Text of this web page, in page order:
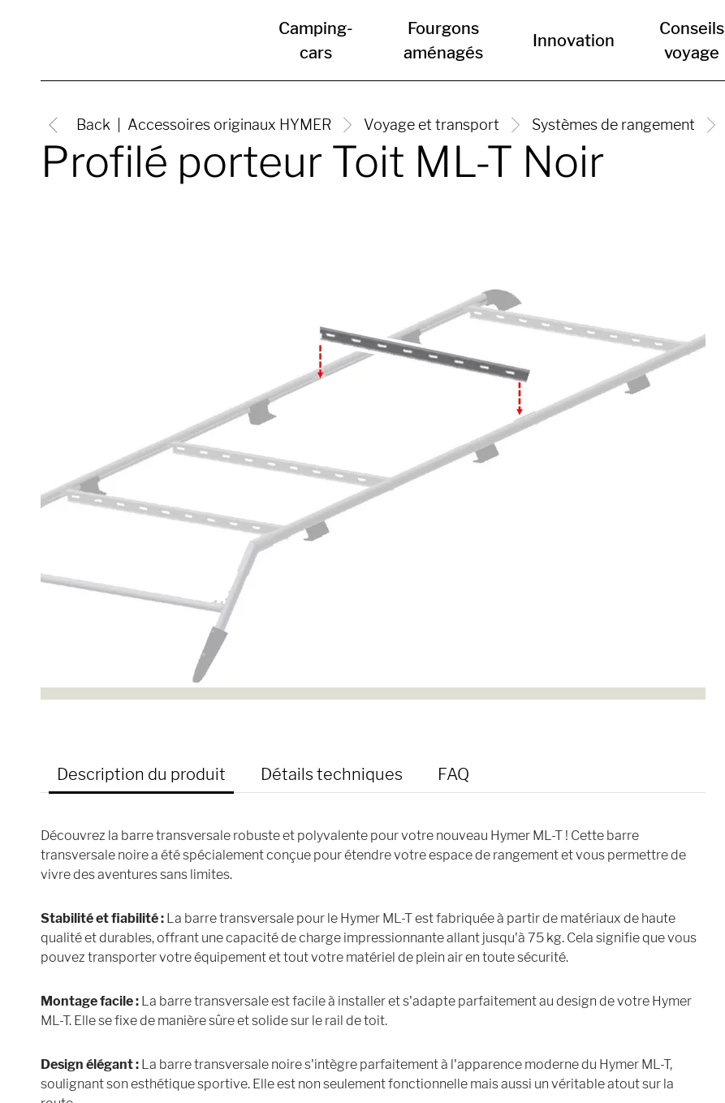
Camping-
cars
Fourgons
aménagés
Innovation
Conseils
voyage
Back Accessoires originaux HYMER Voyage et transport Systèmes de rangement
Profilé porteur Toit ML-T Noir
Description du produit Détails techniques FAQ
Découvrez la barre transversale robuste et polyvalente pour votre nouveau Hymer ML-T ! Cette barre
transversale noire a été spécialement conçue pour étendre votre espace de rangement et vous permettre de
vivre des aventures sans limites.
Stabilité et fiabilité : La barre transversale pour le Hymer ML-T est fabriquée à partir de matériaux de haute
qualité et durables, offrant une capacité de charge impressionnante allant jusqu'à 75 kg. Cela signifie que vous
pouvez transporter votre équipement et tout votre matériel de plein air en toute sécurité.
Montage facile : La barre transversale est facile à installer et s'adapte parfaitement au design de votre Hymer
ML-T. Elle se fixe de manière sûre et solide sur le rail de toit.
Design élégant : La barre transversale noire s'intègre parfaitement à l'apparence moderne du Hymer ML-T,
soulignant son esthétique sportive. Elle est non seulement fonctionnelle mais aussi un véritable atout sur la